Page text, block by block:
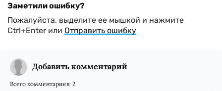
Заметили ошибку?
Пожалуйста, выделите ее мышкой и нажмите
Ctrl+Enter или Отправить ошибку
Добавить комментарий
Всего комментариев: 2